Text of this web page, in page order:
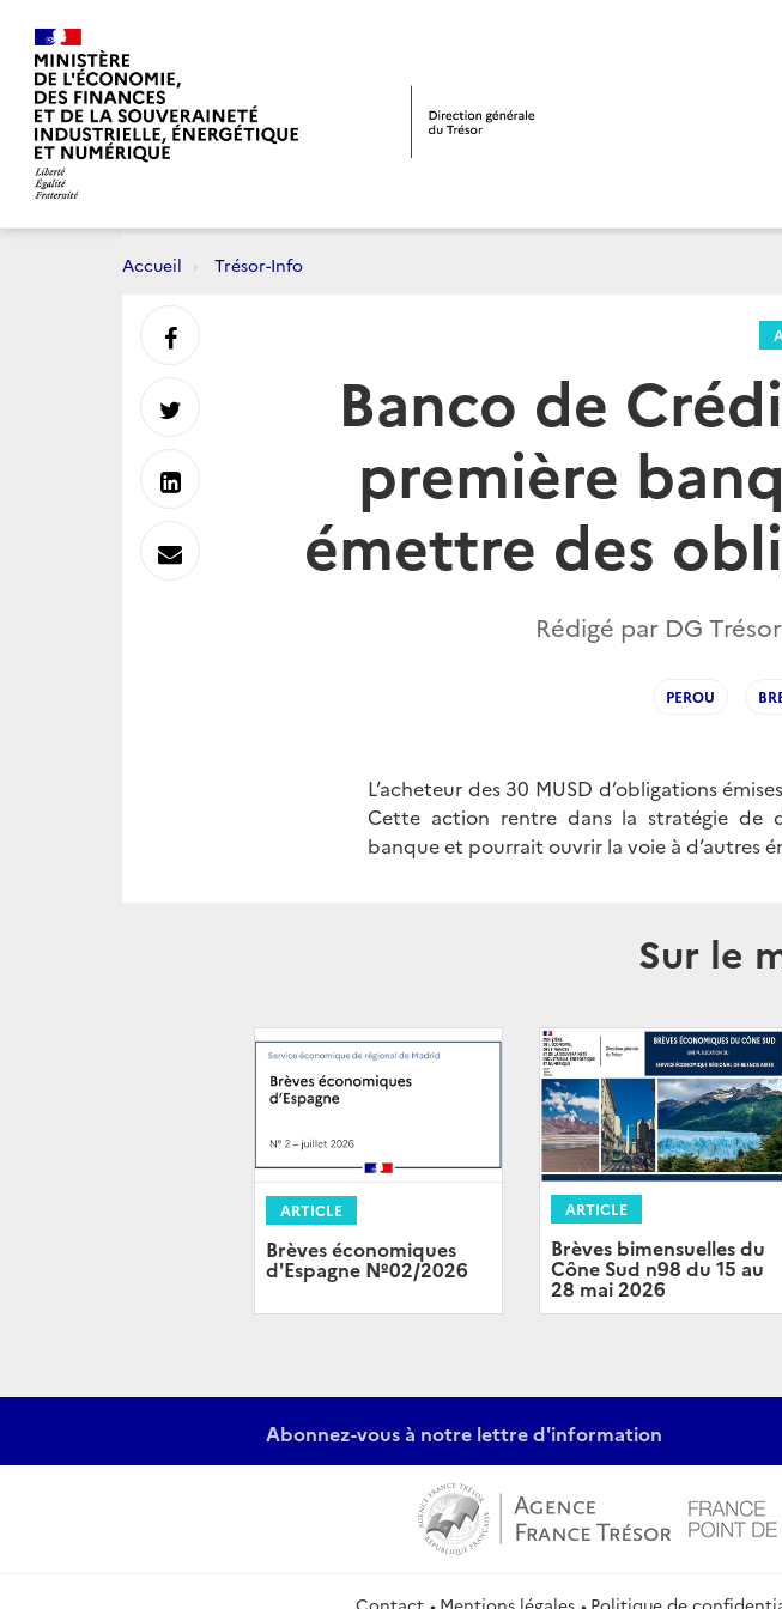
Accueil Trésor-Info
Banco de
première
émettre des
Rédigé par DG
PEROU
L’acheteur des 30 MUSD d’obligations
Cette action rentre dans la stratégie de
banque et pourrait ouvrir la voie à d’autres
Sur le
ARTICLE
Brèves économiques
d'Espagne Nº02/2026
ARTICLE
Brèves bimensuelles du
Cône Sud n98 du 15 au
28 mai 2026
Partager
sur
Partager
sur
Partager
sur
Envoyer
Abonnez-vous à notre lettre d'information